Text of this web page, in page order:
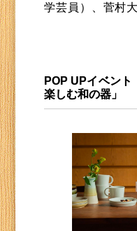
学芸員）、菅村
POP UPイベン
楽しむ和の器」